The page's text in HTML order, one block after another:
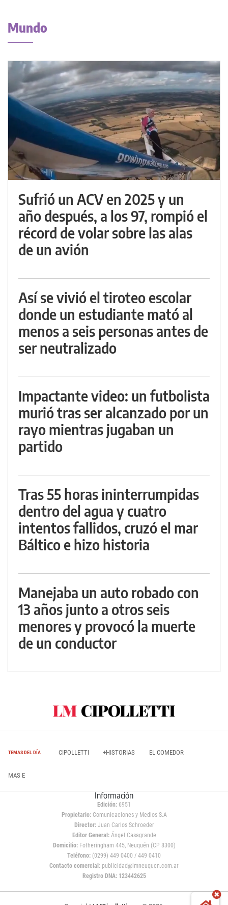
Mundo
Sufrió un ACV en 2025 y un
año después, a los 97, rompió el
récord de volar sobre las alas
de un avión
Así se vivió el tiroteo escolar
donde un estudiante mató al
menos a seis personas antes de
ser neutralizado
Impactante video: un futbolista
murió tras ser alcanzado por un
rayo mientras jugaban un
partido
Tras 55 horas ininterrumpidas
dentro del agua y cuatro
intentos fallidos, cruzó el mar
Báltico e hizo historia
Manejaba un auto robado con
13 años junto a otros seis
menores y provocó la muerte
de un conductor
TEMAS DEL DÍA CIPOLLETTI +HISTORIAS EL COMEDOR
MAS E
Información
Edición: 6951
Propietario:Comunicaciones y Medios S.A
Director: Juan Carlos Schroeder
Editor General:Ángel Casagrande
Domicilio:Fotheringham 445, Neuquén (CP 8300)
Teléfono: (0299) 449 0400 / 449 0410
Contacto comercial: publicidad@lmneuquen.com.ar
Registro DNA: 123442625